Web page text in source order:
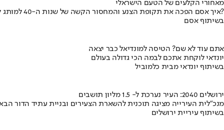
מאחורי הקלעים של הטעם הישראלי
איך אסם הפכה את תקופת הצנע והמחסור הקשה של שנות ה-40 למותג לאומי?
בשיתוף אסם
אתם עוד לא שם? הטיסה למונדיאל כבר יצאה
יונדאי לוקחת אתכם לבמה הכי גדולה בעולם
בשיתוף יונדאי מבית כלמוביל
ירושלים 2040: העיר נערכת ל- 1.5 מליון תושבים
מנכ"לית העירייה מציגה תוכנית להשארת הצעירים ובניית עתיד הדור
בשיתוף עיריית ירושלים